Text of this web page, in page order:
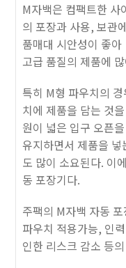
M자백은 컴팩트한 사
의 포장과 사용, 보관
품매대 시안성이 좋아
고급 품질의 제품에
특히 M형 파우치의
치에 제품을 담는 것
원이 넓은 입구 오픈을
유지하면서 제품을
도 많이 소요된다. 이
동 포장기다.
주팩의 M자백 자동
파우치 적용가능, 인
인한 리스크 감소 등